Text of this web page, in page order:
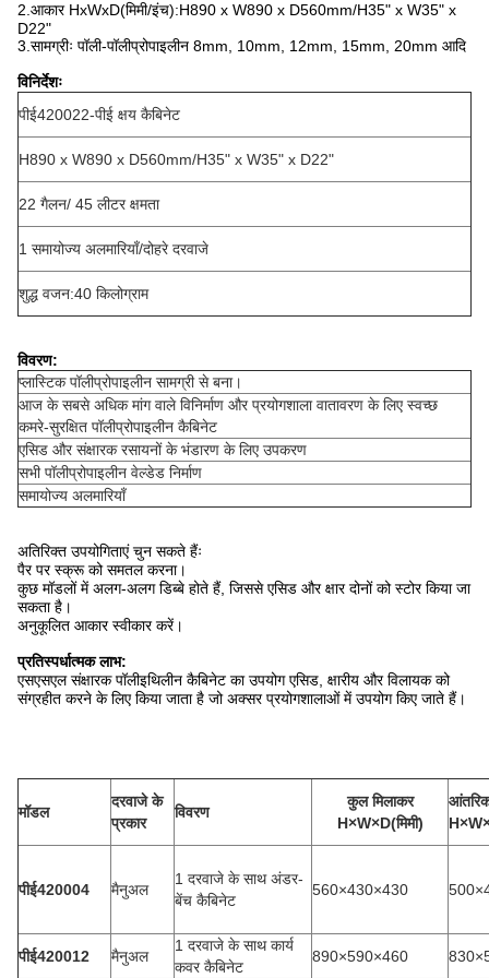
2. आकार HxWxD(मिमी/इंच):H890 x W890 x D560mm/H35" x W35" x
D22"
3. सामग्रीः पॉली-पॉलीप्रोपाइलीन 8mm, 10mm, 12mm, 15mm, 20mm आदि
विनिर्देशः
पीई420022-पीई क्षय कैबिनेट
H890 x W890 x D560mm/H35" x W35" x D22"
22 गैलन/ 45 लीटर क्षमता
1 समायोज्य अलमारियाँ/दोहरे दरवाजे
शुद्ध वजन:40 किलोग्राम
विवरण:
प्लास्टिक पॉलीप्रोपाइलीन सामग्री से बना।
आज के सबसे अधिक मांग वाले विनिर्माण और प्रयोगशाला वातावरण के लिए स्वच्छ
कमरे-सुरक्षित पॉलीप्रोपाइलीन कैबिनेट
एसिड और संक्षारक रसायनों के भंडारण के लिए उपकरण
सभी पॉलीप्रोपाइलीन वेल्डेड निर्माण
समायोज्य अलमारियाँ
अतिरिक्त उपयोगिताएं चुन सकते हैंः
पैर पर स्क्रू को समतल करना।
कुछ मॉडलों में अलग-अलग डिब्बे होते हैं, जिससे एसिड और क्षार दोनों को स्टोर किया जा
सकता है।
अनुकूलित आकार स्वीकार करें।
प्रतिस्पर्धात्मक लाभ:
एसएसएल संक्षारक पॉलीइथिलीन कैबिनेट का उपयोग एसिड, क्षारीय और विलायक को
संग्रहीत करने के लिए किया जाता है जो अक्सर प्रयोगशालाओं में उपयोग किए जाते हैं।
मॉडल
दरवाजे के
प्रकार
विवरण
कुल मिलाकर
H×W×D(मिमी)
पीई420004 मैनुअल
1 दरवाजे के साथ अंडर-
बेंच कैबिनेट
560×430×430
पीई420012 मैनुअल
1 दरवाजे के साथ कार्य
कवर कैबिनेट
890×590×460